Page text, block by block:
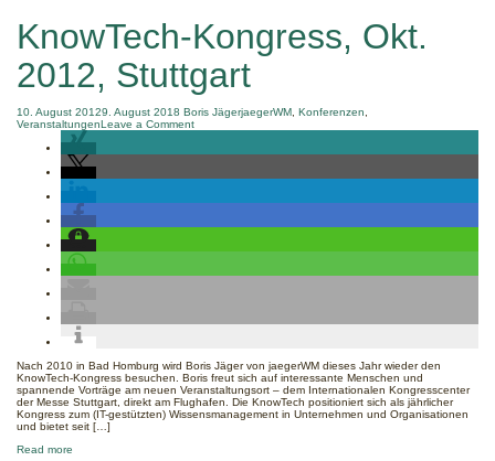
KnowTech-Kongress, Okt.
2012, Stuttgart
10. August 20129. August 2018 Boris JägerjaegerWM Konferenzen
VeranstaltungenLeave a Commenton
Nach 2010 in Bad Homburg wird Boris Jäger von jaegerWM dieses Jahr wieder den
KnowTech-Kongress besuchen. Boris freut sich auf interessante Menschen und
spannende Vorträge am neuen Veranstaltungsort – dem Internationalen Kongresscenter
der Messe Stuttgart, direkt am Flughafen. Die KnowTech positioniert sich als jährlicher
Kongress zum (IT-gestützten) Wissensmanagement in Unternehmen und Organisationen
und bietet seit […]
Read more